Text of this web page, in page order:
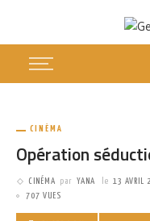
CINÉMA
Opération
CINÉMA par YANA le 13 AVRIL
707 VUES